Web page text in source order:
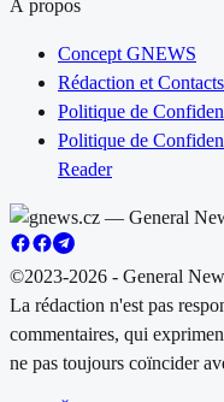
À propos
Concept GNEWS
Rédaction et Contacts
Politique de
Politique de
Reader
©2023-2026 - General
La rédaction n'est pas
commentaires, qui
ne pas toujours coïncider